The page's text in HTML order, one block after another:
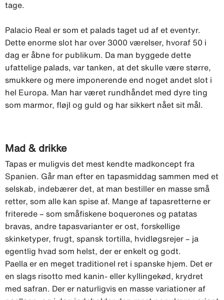
tage.
Palacio Real er som et palads taget ud af et eventyr.
Dette enorme slot har over 3000 værelser, hvoraf 50 i
dag er åbne for publikum. Da man byggede dette
ufattelige palads, var tanken, at det skulle være større,
smukkere og mere imponerende end noget andet slot i
hel Europa. Man har været rundhåndet med dyre ting
som marmor, fløjl og guld og har sikkert nået sit mål.
Mad & drikke
Tapas er muligvis det mest kendte madkoncept fra
Spanien. Går man efter en tapasmiddag sammen med et
selskab, indebærer det, at man bestiller en masse små
retter, som alle kan spise af. Mange af tapasretterne er
friterede – som småfiskene boquerones og patatas
bravas, andre tapasvarianter er ost, forskellige
skinketyper, frugt, spansk tortilla, hvidløgsrejer – ja
egentlig hvad som helst, der er enkelt og godt.
Paella er en meget traditionel ret i spanske hjem. Det er
en slags risotto med kanin- eller kyllingekød, krydret
med safran. Der er naturligvis en masse variationer af